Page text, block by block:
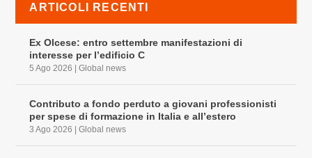
ARTICOLI RECENTI
Ex Olcese: entro settembre manifestazioni di
interesse per l’edificio C
5 Ago 2026 |Global news
Contributo a fondo perduto a giovani professionisti
per spese di formazione in Italia e all’estero
3 Ago 2026 |Global news